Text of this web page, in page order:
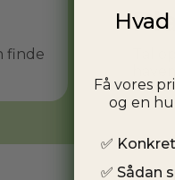
finde
Tal
Få vores
og en
✅
✅ Sådan